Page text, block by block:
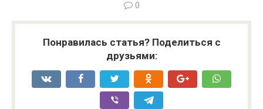
0
Понравилась статья? Поделиться с
друзьями: